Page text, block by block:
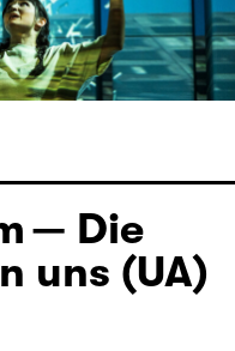
— Die
uns (UA)